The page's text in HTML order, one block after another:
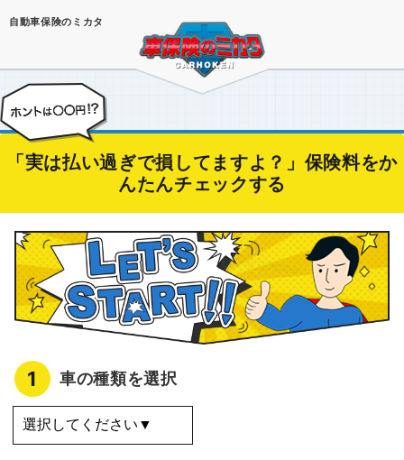
自動車保険のミカタ
「実は払い過ぎで損してますよ？」保険料をか
んたんチェックする
1 車の種類を選択